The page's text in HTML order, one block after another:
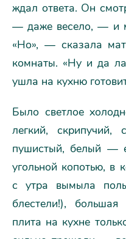
ждал ответа. Он
— даже весело, — и
«Но», — сказала
комнаты. «Ну и да
ушла на кухню
Было светлое
легкий,
пушистый, белый —
угольной копотью, в
с утра вымыла
блестели!),
плита на кухне